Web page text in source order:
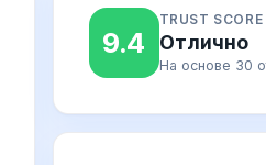
9.4
TRUST SCORE
Отлично
На основе 30